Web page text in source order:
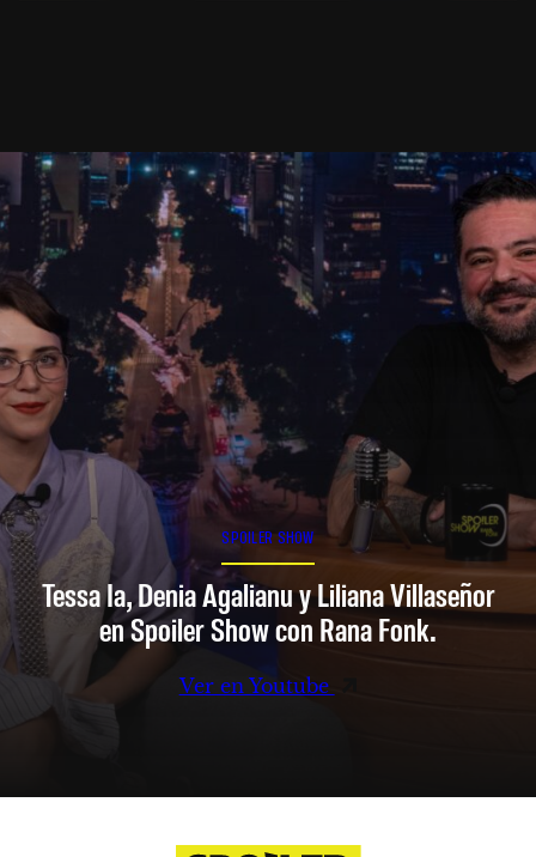
SPOILER SHOW
Tessa Ia, Denia Agalianu y Liliana Villaseñor
en Spoiler Show con Rana Fonk.
Ver en Youtube